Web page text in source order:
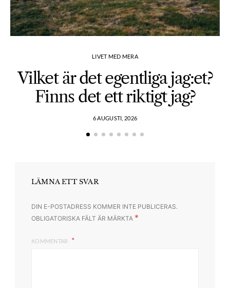
LIVET MED MERA
Vilket är det egentliga jag:et?
Finns det ett riktigt jag?
6 AUGUSTI, 2026
LÄMNA ETT SVAR
DIN E-POSTADRESS KOMMER INTE PUBLICERAS.
OBLIGATORISKA FÄLT ÄR MÄRKTA *
KOMMENTAR